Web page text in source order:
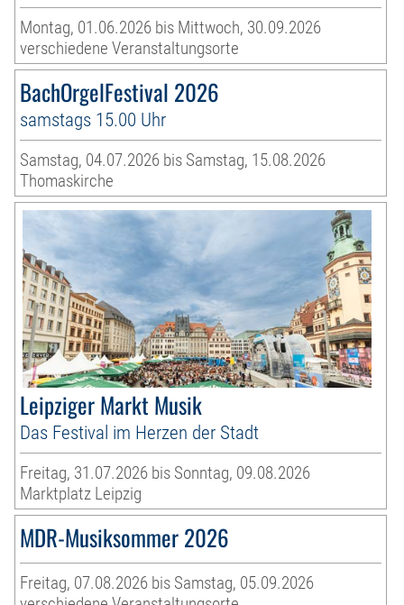
Montag, 01.06.2026 bis Mittwoch, 30.09.2026
verschiedene Veranstaltungsorte
BachOrgelFestival 2026
samstags 15.00 Uhr
Samstag, 04.07.2026 bis Samstag, 15.08.2026
Thomaskirche
Leipziger Markt Musik
Das Festival im Herzen der Stadt
Freitag, 31.07.2026 bis Sonntag, 09.08.2026
Marktplatz Leipzig
MDR-Musiksommer 2026
Freitag, 07.08.2026 bis Samstag, 05.09.2026